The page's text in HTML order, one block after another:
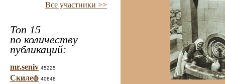
Все участники >>
Топ 15
по количеству
публикаций:
mr.seniv 45225
Скилеф 40848